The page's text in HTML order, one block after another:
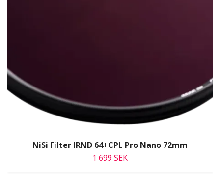
NiSi Filter IRND 64+CPL Pro Nano 72mm
1 699 SEK